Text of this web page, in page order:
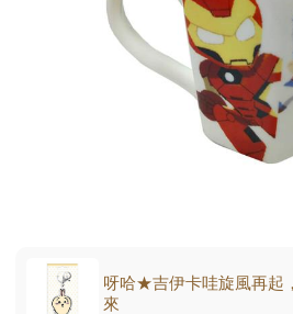
呀哈★吉伊卡哇旋風再起
來